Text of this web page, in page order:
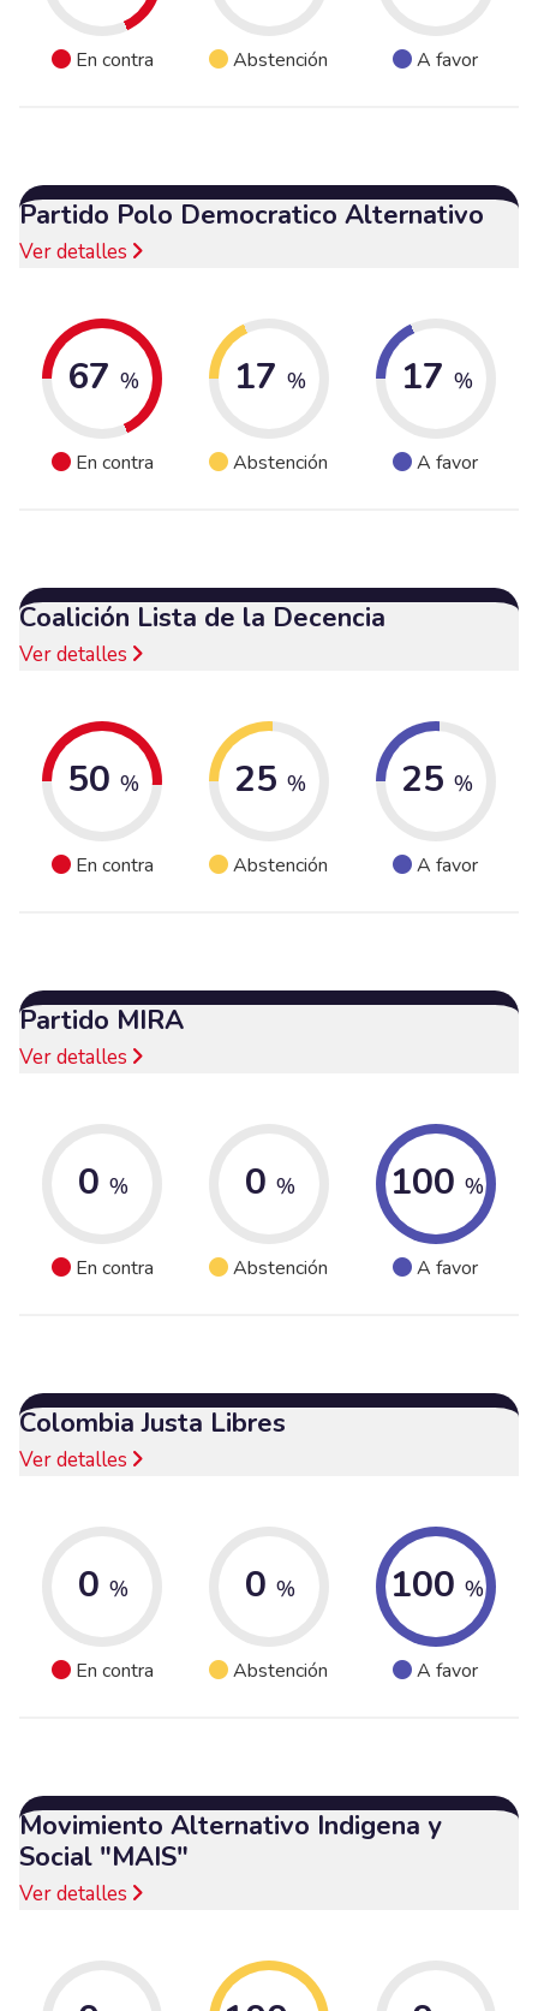
En contra Abstención A favor
Partido Polo Democratico Alternativo
Ver detalles
67 %
En contra
17 %
Abstención
17 %
A favor
Coalición Lista de la Decencia
Ver detalles
50 %
En contra
25 %
Abstención
25 %
A favor
Partido MIRA
Ver detalles
0 %
En contra
0 %
Abstención
100 %
A favor
Colombia Justa Libres
Ver detalles
0 %
En contra
0 %
Abstención
100 %
A favor
Movimiento Alternativo Indigena y
Social "MAIS"
Ver detalles